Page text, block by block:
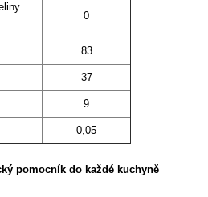
0
83
37
9
0,05
pomocník do každé kuchyně